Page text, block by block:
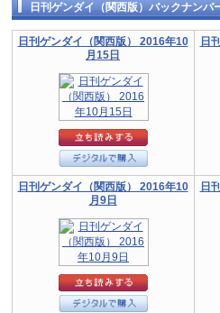
日刊ゲンダイ（関西版）バックナンバ
日刊ゲンダイ（関西版） 2016年10
月15日
日
日刊ゲンダイ（関西版） 2016年10
月9日
日